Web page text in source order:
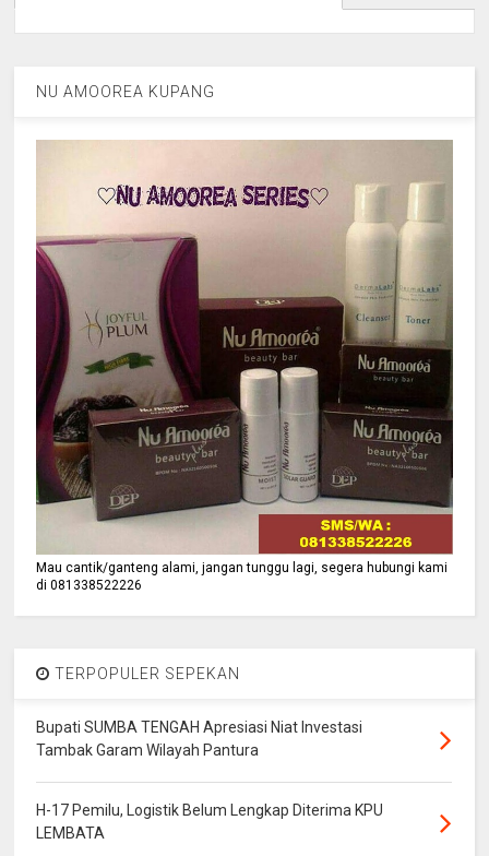
NU AMOOREA KUPANG
Mau cantik/ganteng alami, jangan tunggu lagi, segera hubungi kami
di 081338522226
TERPOPULER SEPEKAN
Bupati SUMBA TENGAH Apresiasi Niat Investasi
Tambak Garam Wilayah Pantura
H-17 Pemilu, Logistik Belum Lengkap Diterima KPU
LEMBATA